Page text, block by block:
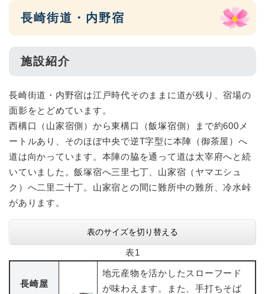
長崎街道・内野宿
施設紹介
長崎街道・内野宿は江戸時代そのままに道が残り、宿場の
面影をとどめています。
西構口（山家宿側）から東構口（飯塚宿側）まで約600メ
ートルあり、そのほぼ中央で逆T字型に本陣（御茶屋）へ
道は向かっています。本陣の脇を通って道は太宰府へと続
いていました。飯塚宿へ三里七丁、山家宿（ヤマエシュ
ク）へ二里二十丁。山家宿との間に難所中の難所、冷水峠
があります。
表のサイズを切り替える
表1
長崎屋
地元産物を活かしたスローフード
が味わえます。また、手打ちそば